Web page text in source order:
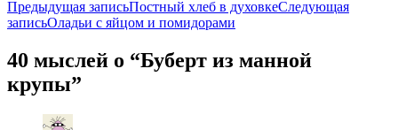
Навигация
по
записям
Предыдущая записьПостный хлеб в духовкеСледующая
записьОладьи с яйцом и помидорами
40 мыслей о “Буберт из манной
крупы”